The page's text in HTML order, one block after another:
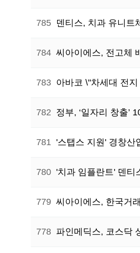
785 덴티스, 치과 유니트
784 씨아이에스, 전고체
783 아바코 \"차세대 전
782 정부, ‘일자리 창출’
781 '스탭스 지원' 경창산
780 '치과 임플란트' 덴
779 씨아이에스, 한국거
778 파인메딕스, 코스닥